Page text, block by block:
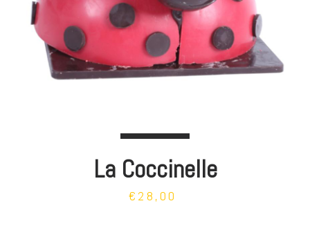
La Coccinelle
€28,00